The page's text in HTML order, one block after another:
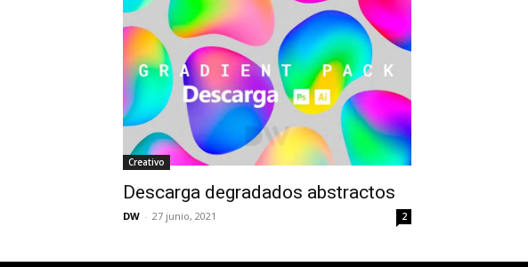
Creativo
Descarga degradados abstractos
DW - 27 junio, 2021 2